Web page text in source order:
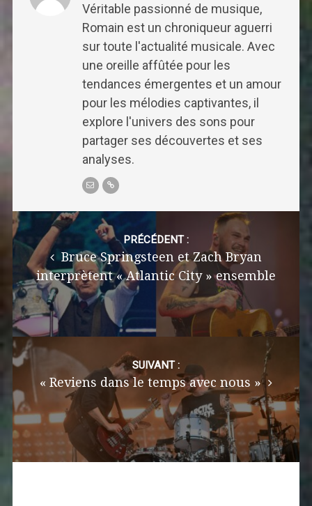
Véritable passionné de musique,
Romain est un chroniqueur aguerri
sur toute l'actualité musicale. Avec
une oreille affûtée pour les
tendances émergentes et un amour
pour les mélodies captivantes, il
explore l'univers des sons pour
partager ses découvertes et ses
analyses.
Post
navigation
PRÉCÉDENT :
Bruce Springsteen et Zach Bryan
interprètent « Atlantic City » ensemble
SUIVANT :
« Reviens dans le temps avec nous »